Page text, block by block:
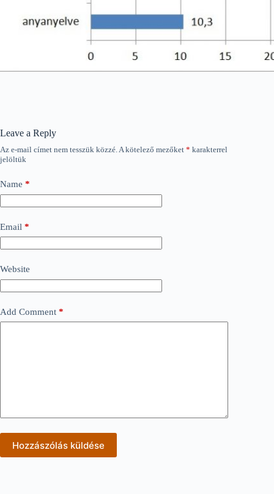
Leave a Reply
Az e-mail címet nem tesszük közzé.A kötelező mezőket * karakterrel
jelöltük
Name *
Email *
Website
Add Comment *
Hozzászólás küldése